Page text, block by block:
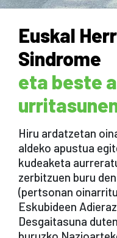
Euskal
Sindrome
eta beste
Hiru ardatzetan
aldeko apustua
kudeaketa
zerbitzuen buru
(pertsonan
Eskubideen
Desgaitasuna